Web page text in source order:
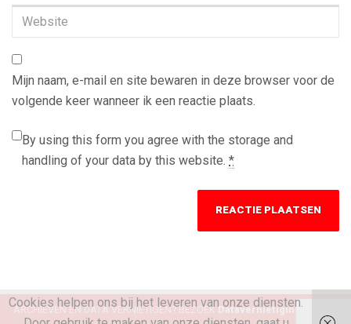
Website
Mijn naam, e-mail en site bewaren in deze browser voor de
volgende keer wanneer ik een reactie plaats.
By using this form you agree with the storage and
handling of your data by this website. *
ARCHIEVEN EN DATA VERNIETIGEN? BEZOEKDatavernietiging Michel
Cookies helpen ons bij het leveren van onze diensten.